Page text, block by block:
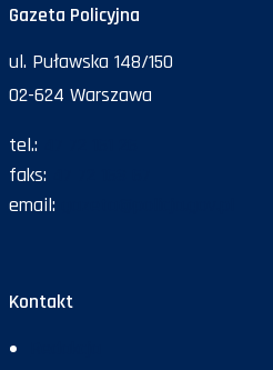
Gazeta Policyjna
ul. Puławska 148/150
02-624 Warszawa
tel.:
faks:
email:
Kontakt